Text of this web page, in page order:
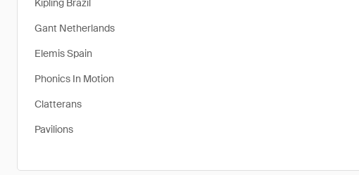
Kipling Brazil
Gant Netherlands
Elemis Spain
Phonics In Motion
Clatterans
Pavilions